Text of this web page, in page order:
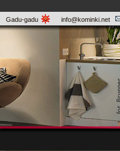
Gadu-gadu info@kominki.net